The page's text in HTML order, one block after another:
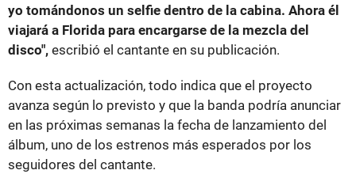
yo tomándonos un selfie dentro de la cabina. Ahora él
viajará a Florida para encargarse de la mezcla del
disco", escribió el cantante en su publicación.
Con esta actualización, todo indica que el proyecto
avanza según lo previsto y que la banda podría anunciar
en las próximas semanas la fecha de lanzamiento del
álbum, uno de los estrenos más esperados por los
seguidores del cantante.